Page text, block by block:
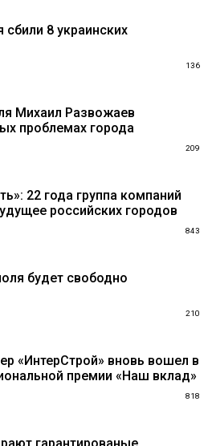
8 украинских
136
Михаил Развожаев
проблемах города
209
22 года группа компаний
российских городов
843
будет свободно
210
«ИнтерСтрой» вновь вошел в
премии «Наш вклад»
818